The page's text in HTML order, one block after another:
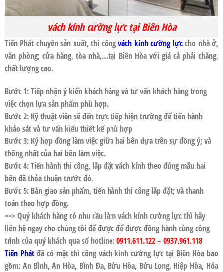
vách kính cường lực tại Biên Hòa
Tiến Phát chuyên sản xuất, thi côngvách kính cường lựccho nhà ở,
văn phòng; cửa hàng, tòa nhà,…tại Biên Hòavới giá cả phải chăng,
chất lượng cao.
Bước 1: Tiếp nhận ý kiến khách hàng và tư vấn khách hàng trong
việc chọn lựa sản phẩm phù hợp.
Bước 2: Kỹ thuật viên sẽ đến trực tiếp hiện trường để tiến hành
khảo sát và tư vấn kiểu thiết kế phù hợp
Bước 3: Ký hợp đồng làm việc giữa hai bên dựa trên sự đồng ý; và
thống nhất của hai bên làm việc.
Bước 4: Tiến hành thi công, lắp đặtvách kínhtheo đúng mẫu hai
bên đã thỏa thuận trước đó.
Bước 5: Bàn giao sản phẩm, tiến hành thi công lắp đặt; và thanh
toán theo hợp đồng.
==> Quý khách hàng có nhu cầu làmvách kính cường lựcthì hãy
liên hệ ngay cho chúng tôi để được để được đồng hành cùng công
trình của quý khách qua số hotline:0911.611.122– 0937.961.118
Tiến Phátđã có mặt thi công vách kính cường lực tại Biên Hòa bao
gồm: An Bình, An Hòa, Bình Đa, Bửu Hòa, Bửu Long, Hiệp Hòa, Hóa